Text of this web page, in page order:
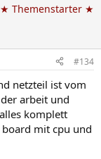
★ Themenstarter ★
#134
netzteil ist vom
arbeit und
komplett
mit cpu und